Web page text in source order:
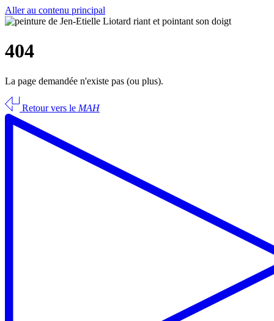
Aller au contenu principal
404
La page demandée n'existe pas (ou plus).
Retour vers le MAH